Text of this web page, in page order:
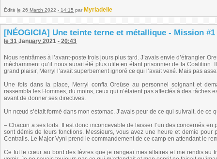
Édité le 26 March 2022 - 14:15 par Myriadelle
[NÉOGICIA] Une teinte terne et métallique - Mission
le 31 January 2021 - 20:43
Nous rentrâmes à l’avant-poste trois jours plus tard. J’avais envie d’étrangler
méchamment qu’il nous aurait été plus utile en étant prisonnier de la
grand plaisir, Merryl l’avait superbement ignoré ce qui l’avait vexé. Mais pas
Une fois dans la place, Merryl confia Oreüse au personnel soignant et
rassembla les Hommes, du moins, ceux qui n’étaient pas affectés à des
avant de donner ses directives.
Un nœud s’était formé dans mon estomac. J’avais peur de ce qui suivrait, de ce
– Chacun a ses torts. Il est donc inconcevable de laisser l’un des concernés
sont démis de leurs fonctions. Messieurs, vous avez une heure et demie
Centralis. Le Major Vynl prend le commandement de ce camp en attendant le
Ce fut le cœur au bord des lèvres que je rangeai mes affaires et me rendis au